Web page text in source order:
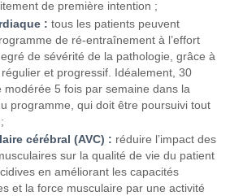
de première intention ;
: tous les patients peuvent
de ré-entraînement à l’effort
de sévérité de la pathologie, grâce à
et progressif. Idéalement, 30
modérée 5 fois par semaine dans la
programme, qui doit être poursuivi tout
cérébral (AVC) : réduire l’impact des
sur la qualité de vie du patient
en améliorant les capacités
et la force musculaire par une activité